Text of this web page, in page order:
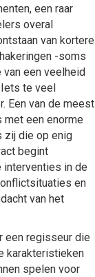
een raar
overal
van kortere
-soms
een veelheid
te veel
Een van de meest
een enorme
zij die op enig
begint
interventies in de
en
van het
een regisseur die
karakteristieken
spelen voor